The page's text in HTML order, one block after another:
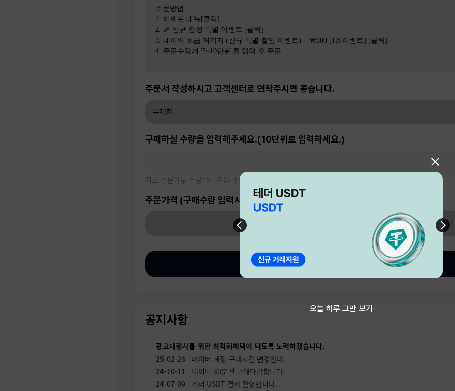
주문방법
1. 이벤트 매뉴[클릭]
2. 🎉 신규 한정 특별 이벤트 [클릭]
3. 네이버 초급 패키지 (신규 특별 할인 이벤트) - ₩800 [1회이벤트] [클릭]
4. 주문수량에 '5~10단뒤'를 입력 후 주문
주문서 작성하시고 고객센터로 연락주시면 좋습니다.
구매하실 수량을 입력해주세요.(10단위로 입력하세요.)
최소 주문가능 수량: 5 - 최대 주문가능 수량: 10
주문가격 (구매수량 입력시 자동으로 계산됩니다.)
주문하기
공지사항
광고대행사를 위한 최적화혜택이 되도록 노력하겠습니다.
네이버 계정 구매시간 변경안내.
네이버 30분전 구매마감합니다.
테더 USDT 결제 환영합니다.
오늘 하루 그만 보기